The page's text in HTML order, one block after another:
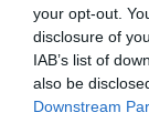
your opt-out.
disclosure of
IAB’s list of
also be
Downstream